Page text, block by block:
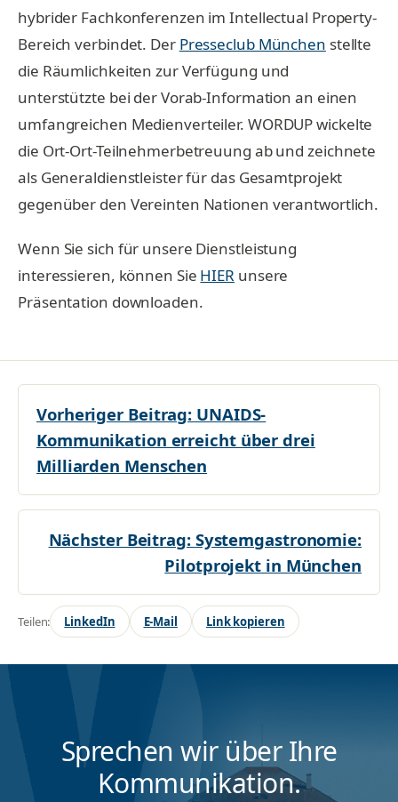
hybrider Fachkonferenzen im Intellectual Property-
Bereich verbindet. Der Presseclub München stellte
die Räumlichkeiten zur Verfügung und
unterstützte bei der Vorab-Information an einen
umfangreichen Medienverteiler. WORDUP wickelte
die Ort-Ort-Teilnehmerbetreuung ab und zeichnete
als Generaldienstleister für das Gesamtprojekt
gegenüber den Vereinten Nationen verantwortlich.
Wenn Sie sich für unsere Dienstleistung
interessieren, können Sie HIER unsere
Präsentation downloaden.
Vorheriger Beitrag: UNAIDS-
Kommunikation erreicht über drei
Milliarden Menschen
Nächster Beitrag: Systemgastronomie:
Pilotprojekt in München
Teilen: LinkedIn E-Mail Link kopieren
Sprechen wir über Ihre
Kommunikation.